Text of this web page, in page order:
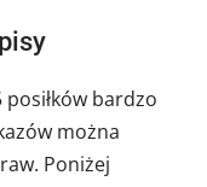
posiłków bardzo
można
Poniżej